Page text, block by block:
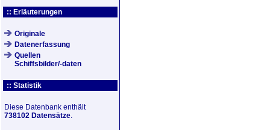
:: Erläuterungen
Originale
Datenerfassung
Quellen
Schiffsbilder/-daten
:: Statistik
Diese Datenbank enthält
738102 Datensätze.